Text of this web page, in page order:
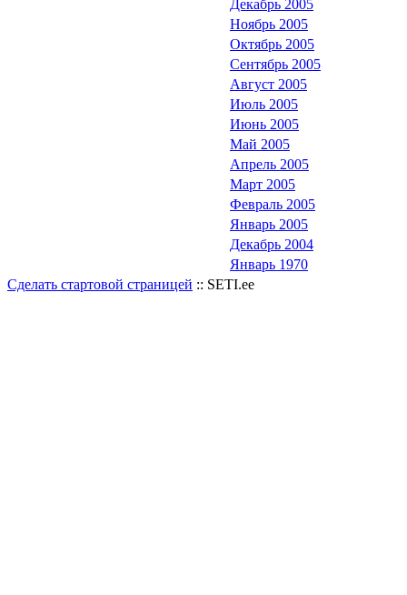
Декабрь 2005
Ноябрь 2005
Октябрь 2005
Сентябрь 2005
Август 2005
Июль 2005
Июнь 2005
Май 2005
Апрель 2005
Март 2005
Февраль 2005
Январь 2005
Декабрь 2004
Январь 1970
Сделать стартовой страницей :: SETI.ee